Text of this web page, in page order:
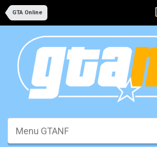
GTA Online
Menu GTANF